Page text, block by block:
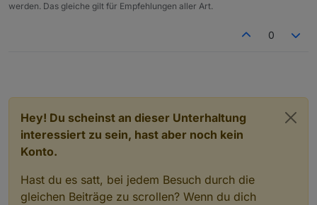
werden. Das gleiche gilt für Empfehlungen aller Art.
0
Hey! Du scheinst an dieser Unterhaltung
interessiert zu sein, hast aber noch kein
Konto.
Hast du es satt, bei jedem Besuch durch die
gleichen Beiträge zu scrollen? Wenn du dich